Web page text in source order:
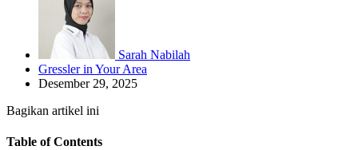
Sarah Nabilah
Gressler in Your Area
Desember 29, 2025
Bagikan artikel ini
Table of Contents